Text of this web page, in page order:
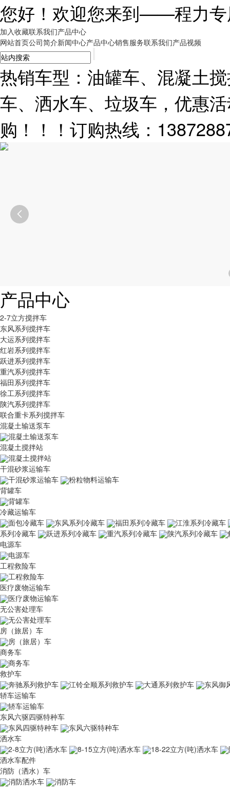
您好！欢迎您来到——程力
加入收藏联系我们产品中心
网站首页公司简介新闻中心产品中心销售服务联系我们产品视频
热销车型：油罐车、混凝土
车、洒水车、垃圾车，优惠
购！！！订购热线：

产品中心
2-7立方搅拌车
东风系列搅拌车
大运系列搅拌车
红岩系列搅拌车
跃进系列搅拌车
重汽系列搅拌车
福田系列搅拌车
徐工系列搅拌车
陕汽系列搅拌车
联合重卡系列搅拌车
混凝土输送泵车
混凝土输送泵车
混凝土搅拌站
混凝土搅拌站
干混砂浆运输车
干混砂浆运输车
粉粒物料运输车
背罐车
背罐车
冷藏运输车
面包冷藏车
东风系列冷藏车 福田系列冷藏车
江淮系列冷藏车
系列冷藏车
跃进系列冷藏车 重汽系列冷藏车 陕汽系列冷藏车
电源车
电源车
工程救险车
工程救险车
医疗废物运输车
医疗废物运输车
无公害处理车
无公害处理车
房（旅居）车
房（旅居）车
商务车
商务车
救护车
奔驰系列救护车
江铃全顺系列救护车 大通系列救护车
东风御
轿车运输车
轿车运输车
东风六驱四驱特种车
东风四驱特种车
东风六驱特种车
洒水车
2-8立方(吨)洒水车
8-15立方(吨)洒水车 18-22立方(吨)洒水车
洒水车配件
消防（洒水）车
消防洒水车
消防车